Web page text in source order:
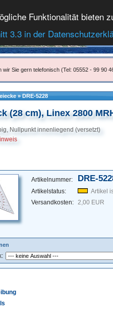
Funktionalität
3.3 in der
Sie gern telefonisch (Tel: 05552 - 99 90
»DRE-5228
(28 cm), Linex 2800
Nullpunkt innenliegend (versetzt)
Artikelnummer: DRE-
Artikelstatus:
Artikel
Versandkosten:
2,00 EUR